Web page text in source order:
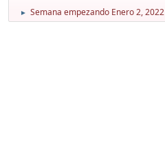
► Semana empezando Enero 2, 2022